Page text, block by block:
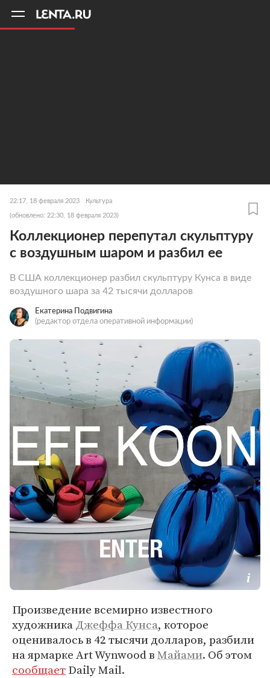
22:17, 18 февраля 2023 Культура
(обновлено: 22:30, 18 февраля 2023)
Коллекционер перепутал скульптуру
с воздушным шаром и разбил ее
В США коллекционер разбил скульптуру Кунса в виде
воздушного шара за 42 тысячи долларов
Екатерина Подвигина
(редактор отдела оперативной информации)
Произведение всемирно известного
художникаДжеффа Кунса, которое
оценивалось в 42 тысячи долларов, разбили
на ярмарке Art Wynwood вМайами. Об этом
сообщаетDaily Mail.